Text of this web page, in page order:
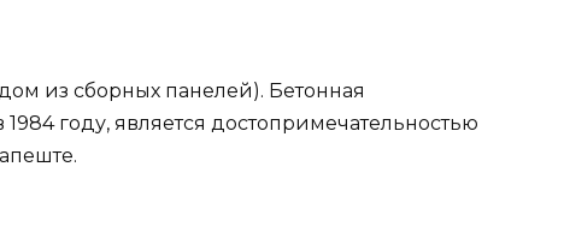
из сборных панелей). Бетонная
году, является достопримечательностью